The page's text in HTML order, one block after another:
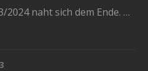
Die Saison 2023/2024 naht sich dem Ende. Diesen Samstag haben wir die letzten Heimspiele in der Stadthalle. Kommt und lasst…